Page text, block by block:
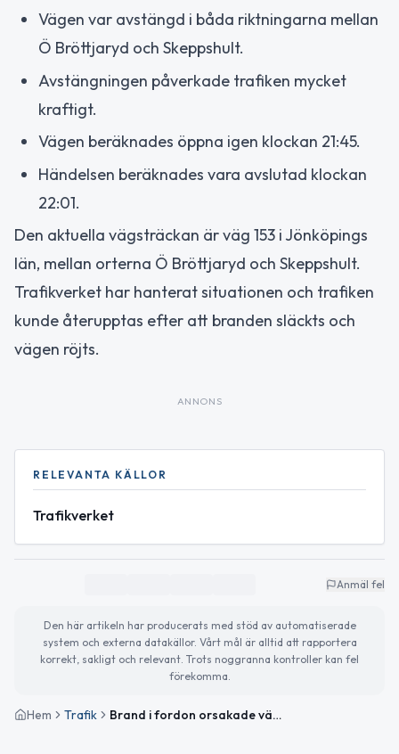
Vägen var avstängd i båda riktningarna mellan
Ö Bröttjaryd och Skeppshult.
Avstängningen påverkade trafiken mycket
kraftigt.
Vägen beräknades öppna igen klockan 21:45.
Händelsen beräknades vara avslutad klockan
22:01.
Den aktuella vägsträckan är väg 153 i Jönköpings
län, mellan orterna Ö Bröttjaryd och Skeppshult.
Trafikverket har hanterat situationen och trafiken
kunde återupptas efter att branden släckts och
vägen röjts.
ANNONS
RELEVANTA KÄLLOR
Trafikverket
Anmäl fel
Den här artikeln har producerats med stöd av automatiserade
system och externa datakällor. Vårt mål är alltid att rapportera
korrekt, sakligt och relevant. Trots noggranna kontroller kan fel
förekomma.
Hem Trafik Brand i fordon orsakade vägavstängning på väg 153 mellan Ö Bröttjaryd och Skeppshult